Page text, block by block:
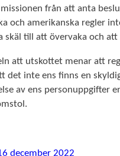
från att anta
och amerikanska regler
till att övervaka och
att utskottet menar att
det inte ens finns en
av ens personuppgifter
december 2022